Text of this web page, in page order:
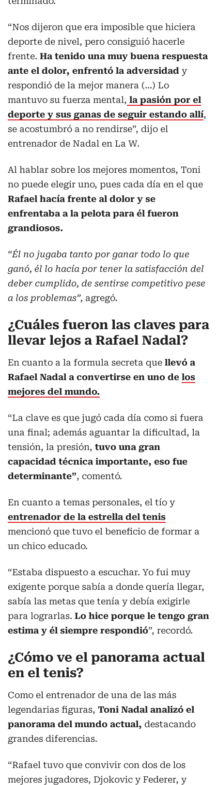
“Nos dijeron que era imposible que hiciera
deporte de nivel, pero consiguió hacerle
frente. Ha tenido una muy buena respuesta
ante el dolor, enfrentó la adversidad y
respondió de la mejor manera (…) Lo
mantuvo su fuerza mental, la pasión por el
deporte y sus ganas de seguir estando allí,
se acostumbró a no rendirse”, dijo el
entrenador de Nadal en La W.
Al hablar sobre los mejores momentos, Toni
no puede elegir uno, pues cada día en el que
Rafael hacía frente al dolor y se
enfrentaba a la pelota para él fueron
grandiosos.
“Él no jugaba tanto por ganar todo lo que
ganó, él lo hacía por tener la satisfacción del
deber cumplido, de sentirse competitivo pese
a los problemas”, agregó.
¿Cuáles fueron las claves para
llevar lejos a Rafael Nadal?
En cuanto a la formula secreta que llevó a
Rafael Nadal a convertirse en uno de los
mejores del mundo.
“La clave es que jugó cada día como si fuera
una final; además aguantar la dificultad, la
tensión, la presión, tuvo una gran
capacidad técnica importante, eso fue
determinante”, comentó.
En cuanto a temas personales, el tío y
entrenador de la estrella del tenis
mencionó que tuvo el beneficio de formar a
un chico educado.
“Estaba dispuesto a escuchar. Yo fui muy
exigente porque sabía a donde quería llegar,
sabía las metas que tenía y debía exigirle
para lograrlas. Lo hice porque le tengo gran
estima y él siempre respondió”, recordó.
¿Cómo ve el panorama actual
en el tenis?
Como el entrenador de una de las más
legendarias figuras, Toni Nadal analizó el
panorama del mundo actual, destacando
grandes diferencias.
“Rafael tuvo que convivir con dos de los
mejores jugadores, Djokovic y Federer, y